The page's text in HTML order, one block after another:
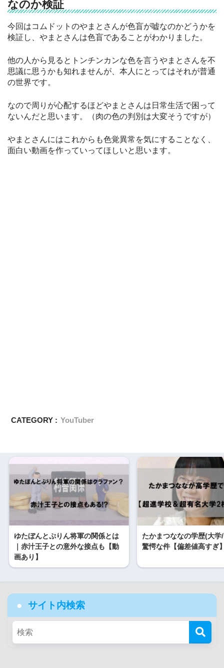
なのか検証
今回はコムドットのやまとさんが色盲が嘘なのかどうかを
検証し、やまとさんは色盲であることがわかりました。
他の人から見るとトンチンカンな色を言うやまとさんを不
思議に思うかも知れませんが、本人にとってはそれが普通
の世界です。
なので周りが心配するほどやまとさんは日常生活で困って
ないんだと思います。（肉の色の判別は大変そうですが）
やまとさんにはこれからも色覚異常を気にすることなく、
面白い動画を作っていってほしいと思います。
CATEGORY : YouTuber
ゆたぼんとぷりん将軍の関係とは
｜赤汁王子との意外な接点も【動
画あり】
たかまつななの学歴(大学
驚愕な件【偏差値高すぎ
サイト内検索